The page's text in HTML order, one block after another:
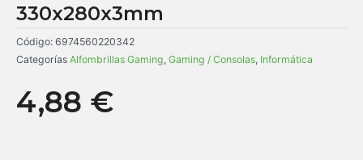
330x280x3mm
Código: 6974560220342
Categorías Alfombrillas Gaming, Gaming / Consolas, Informática
4,88 €